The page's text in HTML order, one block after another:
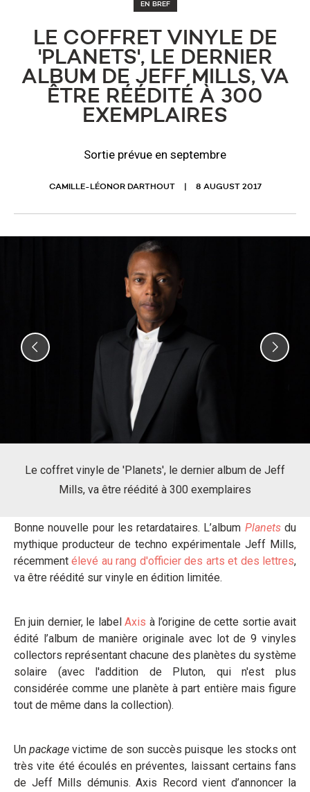
EN BREF
LE COFFRET VINYLE DE
'PLANETS', LE DERNIER
ALBUM DE JEFF MILLS, VA
ÊTRE RÉÉDITÉ À 300
EXEMPLAIRES
Sortie prévue en septembre
CAMILLE-LÉONOR DARTHOUT 8 AUGUST 2017
Le coffret vinyle de 'Planets', le dernier album de Jeff
Mills, va être réédité à 300 exemplaires
Bonne nouvelle pour les retardataires. L’album Planetsdu
mythique producteur de techno expérimentale Jeff Mills,
récemmentélevé au rang d'officier des arts et des lettres,
va être réédité sur vinyle en édition limitée.
En juin dernier, le labelAxis à l’origine de cette sortie avait
édité l’album de manière originale avec lot de 9 vinyles
collectors représentant chacune des planètes du système
solaire (avec l'addition de Pluton, qui n'est plus
considérée comme une planète à part entière mais figure
tout de même dans la collection).
Unpackage victime de son succès puisque les stocks ont
très vite été écoulés en préventes, laissant certains fans
de Jeff Mills démunis. Axis Record vient d’annoncer la